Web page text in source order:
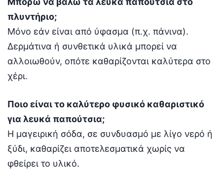
πλυντήριο;
Μόνο εάν είναι από ύφασμα (π.χ. πάνινα).
Δερμάτινα ή συνθετικά υλικά μπορεί να
αλλοιωθούν, οπότε καθαρίζονται καλύτερα στο
χέρι.
Ποιο είναι το καλύτερο φυσικό καθαριστικό
για λευκά παπούτσια;
Η μαγειρική σόδα, σε συνδυασμό με λίγο νερό ή
ξύδι, καθαρίζει αποτελεσματικά χωρίς να
φθείρει το υλικό.